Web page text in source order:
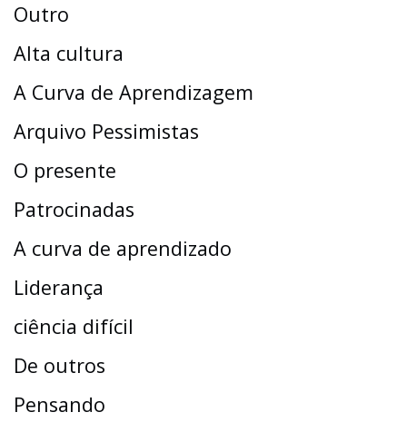
Outro
Alta cultura
A Curva de Aprendizagem
Arquivo Pessimistas
O presente
Patrocinadas
A curva de aprendizado
Liderança
ciência difícil
De outros
Pensando